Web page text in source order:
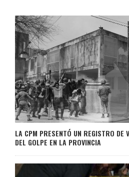
LA CPM PRESENTÓ UN REGISTRO DE
DEL GOLPE EN LA PROVINCIA